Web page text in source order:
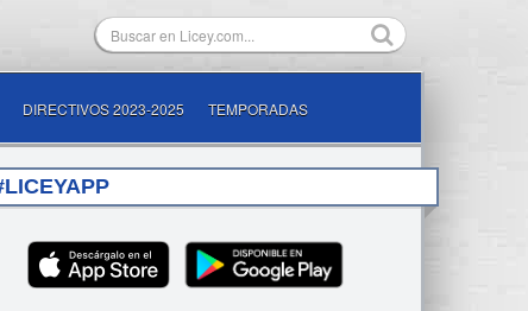
DIRECTIVOS 2023-2025 TEMPORADAS